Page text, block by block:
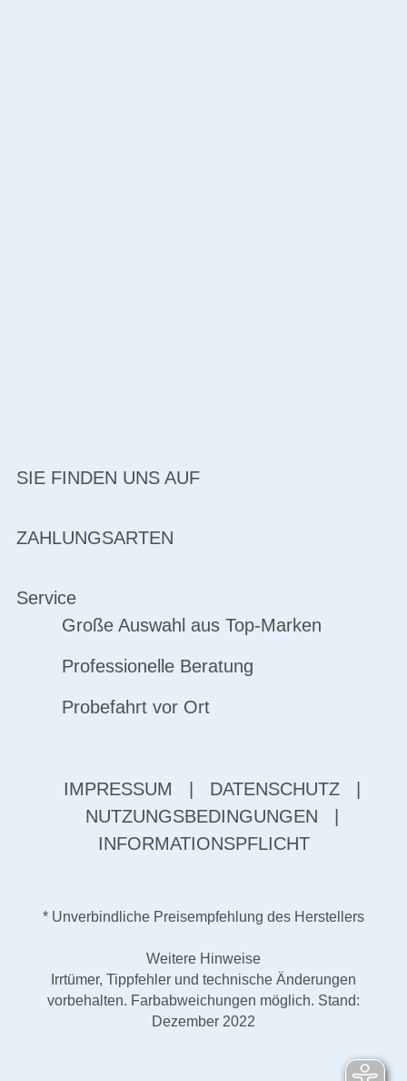
SIE FINDEN UNS AUF
ZAHLUNGSARTEN
Service
Große Auswahl aus Top-Marken
Professionelle Beratung
Probefahrt vor Ort
IMPRESSUM DATENSCHUTZ
NUTZUNGSBEDINGUNGEN
INFORMATIONSPFLICHT
* Unverbindliche Preisempfehlung des Herstellers
Weitere Hinweise
Irrtümer, Tippfehler und technische Änderungen
vorbehalten. Farbabweichungen möglich. Stand:
Dezember 2022